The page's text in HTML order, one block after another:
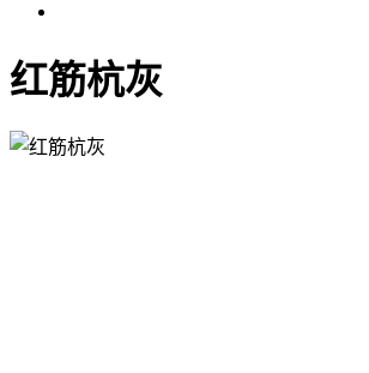
红筋杭灰